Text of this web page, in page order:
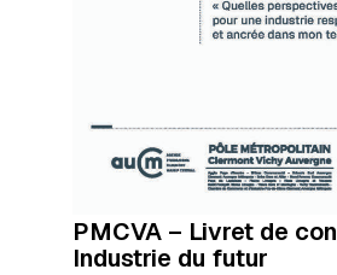
PMCVA – Livret de
Industrie du futur